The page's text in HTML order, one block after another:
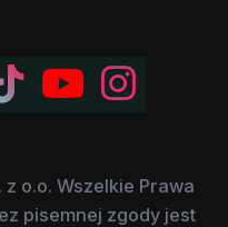
z o.o. Wszelkie Prawa
pisemnej zgody jest